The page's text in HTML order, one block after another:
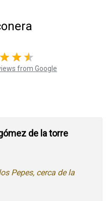
from Google
de la torre
Pepes, cerca de la